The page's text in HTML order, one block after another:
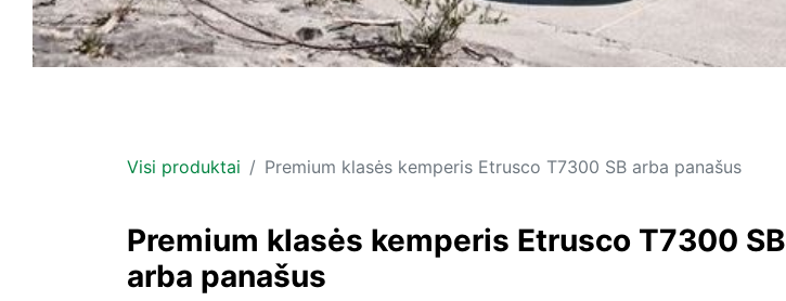
Visi produktai Premium klasės kemperis Etrusco T7300 SB arba panašus
Premium klasės kemperis Etrusco T7300 SB
arba panašus